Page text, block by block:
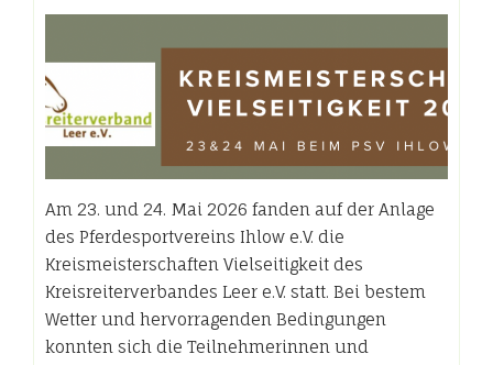
Am 23. und 24. Mai 2026 fanden auf der Anlage
des Pferdesportvereins Ihlow e.V. die
Kreismeisterschaften Vielseitigkeit des
Kreisreiterverbandes Leer e.V. statt. Bei bestem
Wetter und hervorragenden Bedingungen
konnten sich die Teilnehmerinnen und